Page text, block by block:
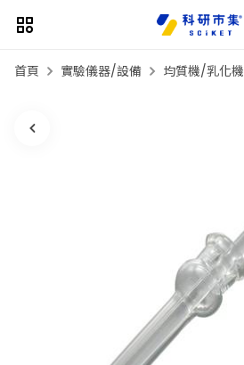
首頁 實驗儀器/設備 均質機/乳化機